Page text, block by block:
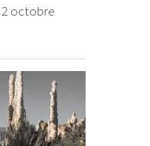
2 octobre